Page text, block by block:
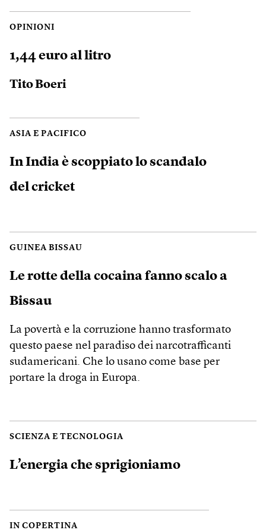
OPINIONI
1,44 euro al litro
Tito Boeri
ASIA E PACIFICO
In India è scoppiato lo scandalo
del cricket
GUINEA BISSAU
Le rotte della cocaina fanno scalo a
Bissau
La povertà e la corruzione hanno trasformato
questo paese nel paradiso dei narcotrafficanti
sudamericani. Che lo usano come base per
portare la droga in Europa.
SCIENZA E TECNOLOGIA
L’energia che sprigioniamo
IN COPERTINA